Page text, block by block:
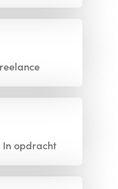
In opdracht